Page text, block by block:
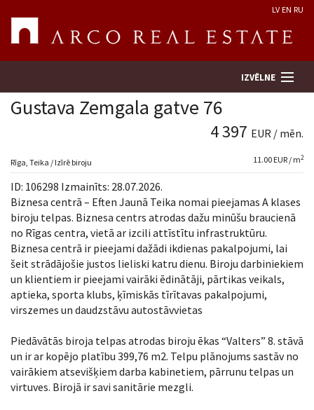
LV EN RU
IZVĒLNE
Novērtēt īpašumu
Uzņēmums
Pakalpojumi
Kontakti
Gustava Zemgala gatve 76
4 397 EUR / mēn.
Rīga, Teika / Izīrē biroju 11.00 EUR / m2
ID: 106298 Izmainīts: 28.07.2026.
Biznesa centrā – Eften Jaunā Teika nomai pieejamas A klases
biroju telpas. Biznesa centrs atrodas dažu minūšu braucienā
no Rīgas centra, vietā ar izcili attīstītu infrastruktūru.
Biznesa centrā ir pieejami dažādi ikdienas pakalpojumi, lai
šeit strādājošie justos lieliski katru dienu. Biroju darbiniekiem
un klientiem ir pieejami vairāki ēdinātāji, pārtikas veikals,
aptieka, sporta klubs, ķīmiskās tīrītavas pakalpojumi,
virszemes un daudzstāvu autostāvvietas
Piedāvātās biroja telpas atrodas biroju ēkas “Valters” 8. stāvā
un ir ar kopējo platību 399,76 m2. Telpu plānojums sastāv no
vairākiem atsevišķiem darba kabinetiem, pārrunu telpas un
virtuves. Birojā ir savi sanitārie mezgli.